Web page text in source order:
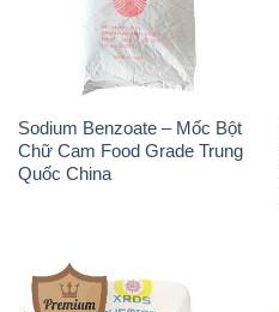
Sodium Benzoate – Mốc Bột
Chữ Cam Food Grade Trung
Quốc China